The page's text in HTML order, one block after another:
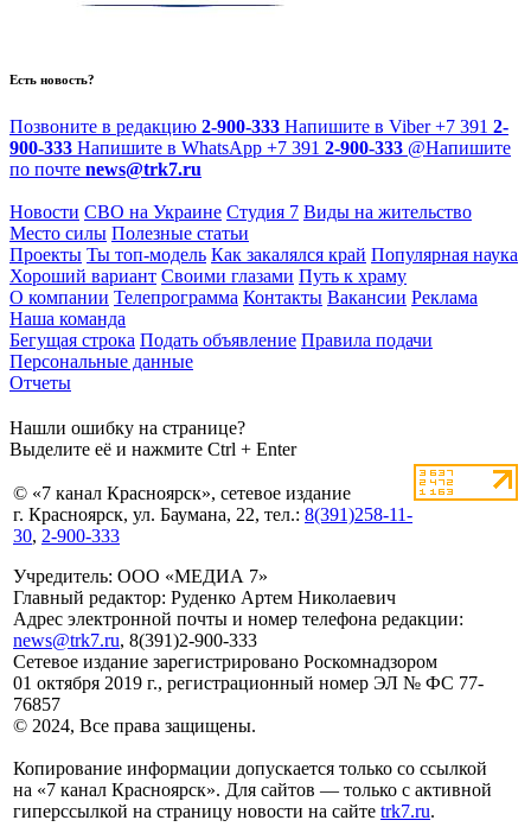
Есть новость?
Позвоните в редакцию 2-900-333 Напишите в Viber +7 391 2-
900-333 Напишите в WhatsApp +7 391 2-900-333 @Напишите
по почте news@trk7.ru
Новости СВО на Украине Студия 7 Виды на жительство
Место силы Полезные статьи
Проекты Ты топ-модель Как закалялся край Популярная наука
Хороший вариант Своими глазами Путь к храму
О компании Телепрограмма Контакты Вакансии Реклама
Наша команда
Бегущая строка Подать объявление Правила подачи
Персональные данные
Отчеты
Нашли ошибку на странице?
Выделите её и нажмите Ctrl + Enter
© «7 канал Красноярск», сетевое издание
г. Красноярск, ул. Баумана, 22, тел.: 8(391)258-11-
30, 2-900-333
Учредитель: ООО «МЕДИА 7»
Главный редактор: Руденко Артем Николаевич
Адрес электронной почты и номер телефона редакции:
news@trk7.ru, 8(391)2-900-333
Сетевое издание зарегистрировано Роскомнадзором
01 октября 2019 г., регистрационный номер ЭЛ № ФС 77-
76857
© 2024, Все права защищены.
Копирование информации допускается только со ссылкой
на «7 канал Красноярск». Для сайтов — только с активной
гиперссылкой на страницу новости на сайте trk7.ru.